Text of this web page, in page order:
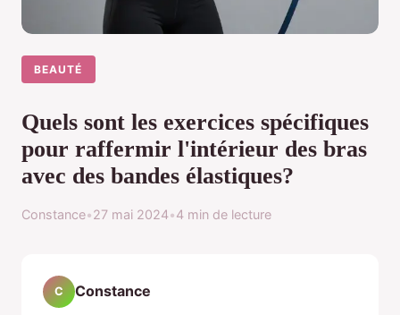
BEAUTÉ
Quels sont les exercices spécifiques
pour raffermir l'intérieur des bras
avec des bandes élastiques?
Constance•27 mai 2024•4 min de lecture
C Constance